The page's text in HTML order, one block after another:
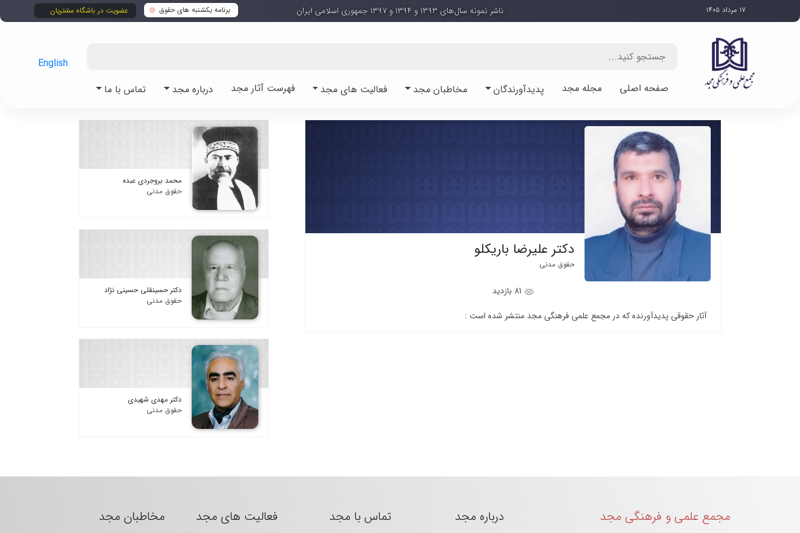
برنامه یکشنبه های حقوق عضویت در باشگاه مشتریان ۱۷ مرداد ۱۴۰۵ ناشر نمونه سال‌های ۱۳۹۳ و ۱۳۹۴ و ۱۳۹۷ جمهوری اسلامی ایران
صفحه اصلی مجله مجد پدیدآورندگان مخاطبان مجد فعالیت های مجد فهرست آثار مجد درباره مجد تماس با ما
English
دکتر علیرضا باریکلو
حقوق مدنی
آثار حقوقی پدیدآورنده که در مجمع علمی فرهنگی مجد منتشر شده است :
محمد بروجردی عبده
حقوق مدنی
دکتر حسینقلی حسینی نژاد
حقوق مدنی
دکتر مهدی شهیدی
حقوق مدنی
مجمع علمی و فرهنگی مجد درباره مجد تماس با مجد فعالیت های مجد مخاطبان مجد